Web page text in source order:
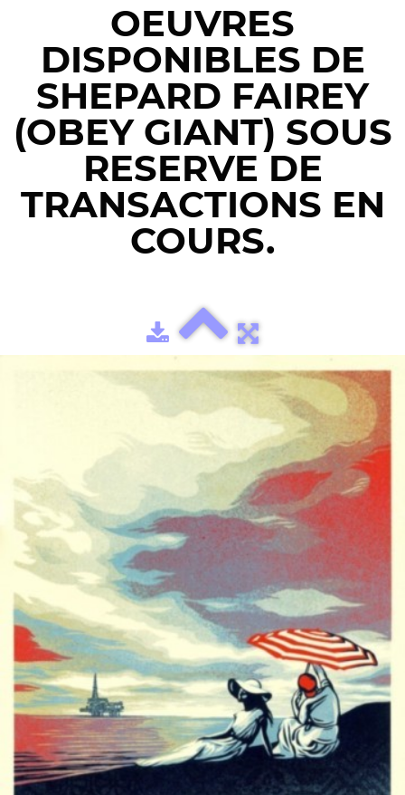
OEUVRES
DISPONIBLES DE
SHEPARD FAIREY
(OBEY GIANT) SOUS
RESERVE DE
TRANSACTIONS EN
COURS.